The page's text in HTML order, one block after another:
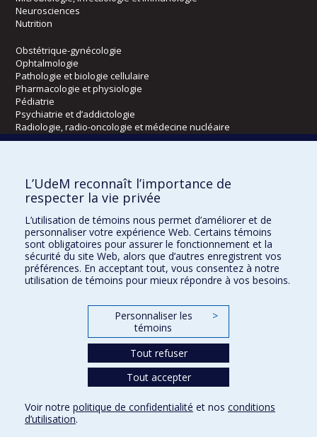
Neurosciences
Nutrition
Obstétrique-gynécologie
Ophtalmologie
Pathologie et biologie cellulaire
Pharmacologie et physiologie
Pédiatrie
Psychiatrie et d’addictologie
Radiologie, radio-oncologie et médecine nucléaire
Kinésiologie et des sciences de l’activité physique
Orthophonie et audiologie
Réadaptation
Directions
DPC
CPASS
L’UdeM reconnaît l’importance de
respecter la vie privée
L’utilisation de témoins nous permet d’améliorer et de
personnaliser votre expérience Web. Certains témoins
sont obligatoires pour assurer le fonctionnement et la
sécurité du site Web, alors que d’autres enregistrent vos
préférences. En acceptant tout, vous consentez à notre
utilisation de témoins pour mieux répondre à vos besoins.
Personnaliser les
témoins
>
Tout refuser
Tout accepter
Voir notre politique de confidentialité et nos conditions
d’utilisation.